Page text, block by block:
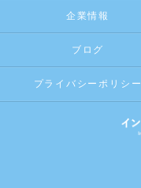
企業情報
ブログ
プライバシーポリシー